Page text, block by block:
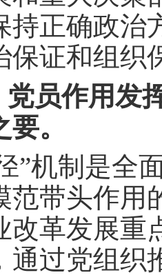
持正确政治
保证和组织
党员作用发
。
”机制是全
范带头作用
改革发展重
通过党组织